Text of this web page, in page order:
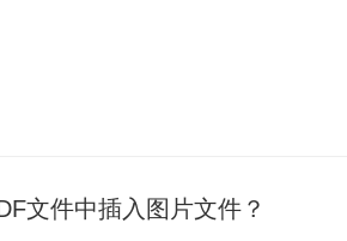
文件中插入图片文件？